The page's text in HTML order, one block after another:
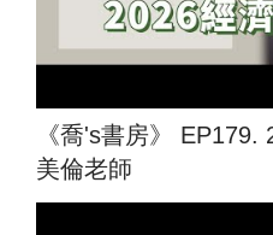
《喬's書房》
美倫老師